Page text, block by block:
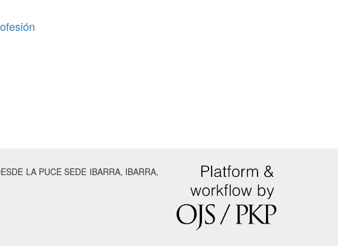
LA PUCE SEDE IBARRA, IBARRA,